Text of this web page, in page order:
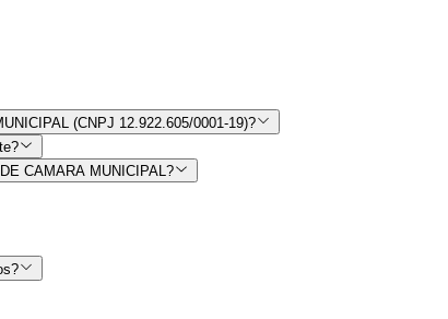
(CNPJ 12.922.605/0001-19)?
CAMARA MUNICIPAL?